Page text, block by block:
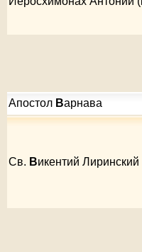
Апостол Варнава
Cв. Викентий Лиринский